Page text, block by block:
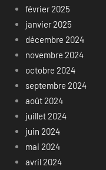
février 2025
janvier 2025
décembre 2024
novembre 2024
octobre 2024
septembre 2024
août 2024
juillet 2024
juin 2024
mai 2024
avril 2024